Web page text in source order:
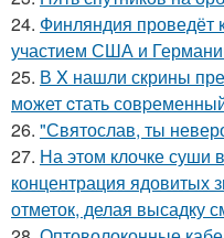
24. Финляндия проведёт
участием США и
25. В X нашли скрины
мoжет cтать
26. "Святослав, ты
27. На этом клочке суши
концентрация ядовитых
отметок, делая высадку